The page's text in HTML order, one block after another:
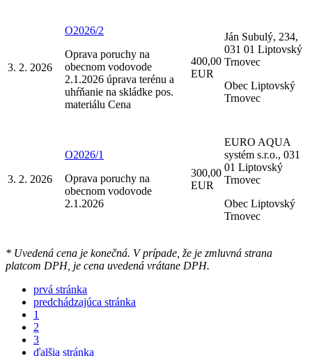
3. 2. 2026
O2026/2
Oprava poruchy na
obecnom vodovode
2.1.2026 úprava terénu a
uhŕňanie na skládke pos.
materiálu Cena
400,00
EUR
Ján Subulý, 234,
031 01 Liptovský
Trnovec
Obec Liptovský
Trnovec
3. 2. 2026
O2026/1
Oprava poruchy na
obecnom vodovode
2.1.2026
300,00
EUR
EURO AQUA
systém s.r.o., 031
01 Liptovský
Trnovec
Obec Liptovský
Trnovec
* Uvedená cena je konečná. V prípade, že je zmluvná strana
platcom DPH, je cena uvedená vrátane DPH.
prvá stránka
predchádzajúca stránka
1
2
3
ďalšia stránka